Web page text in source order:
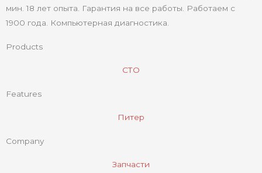
мин. 18 лет опыта. Гарантия на все работы. Работаем с
1900 года. Компьютерная диагностика.
Products
СТО
Features
Питер
Company
Запчасти